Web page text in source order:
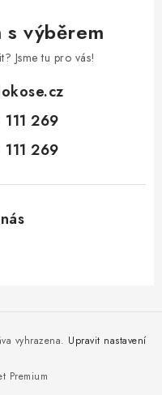
s výběrem
Jsme tu pro vás!
269
269
Premium
vyhrazena. Upravit nastavení